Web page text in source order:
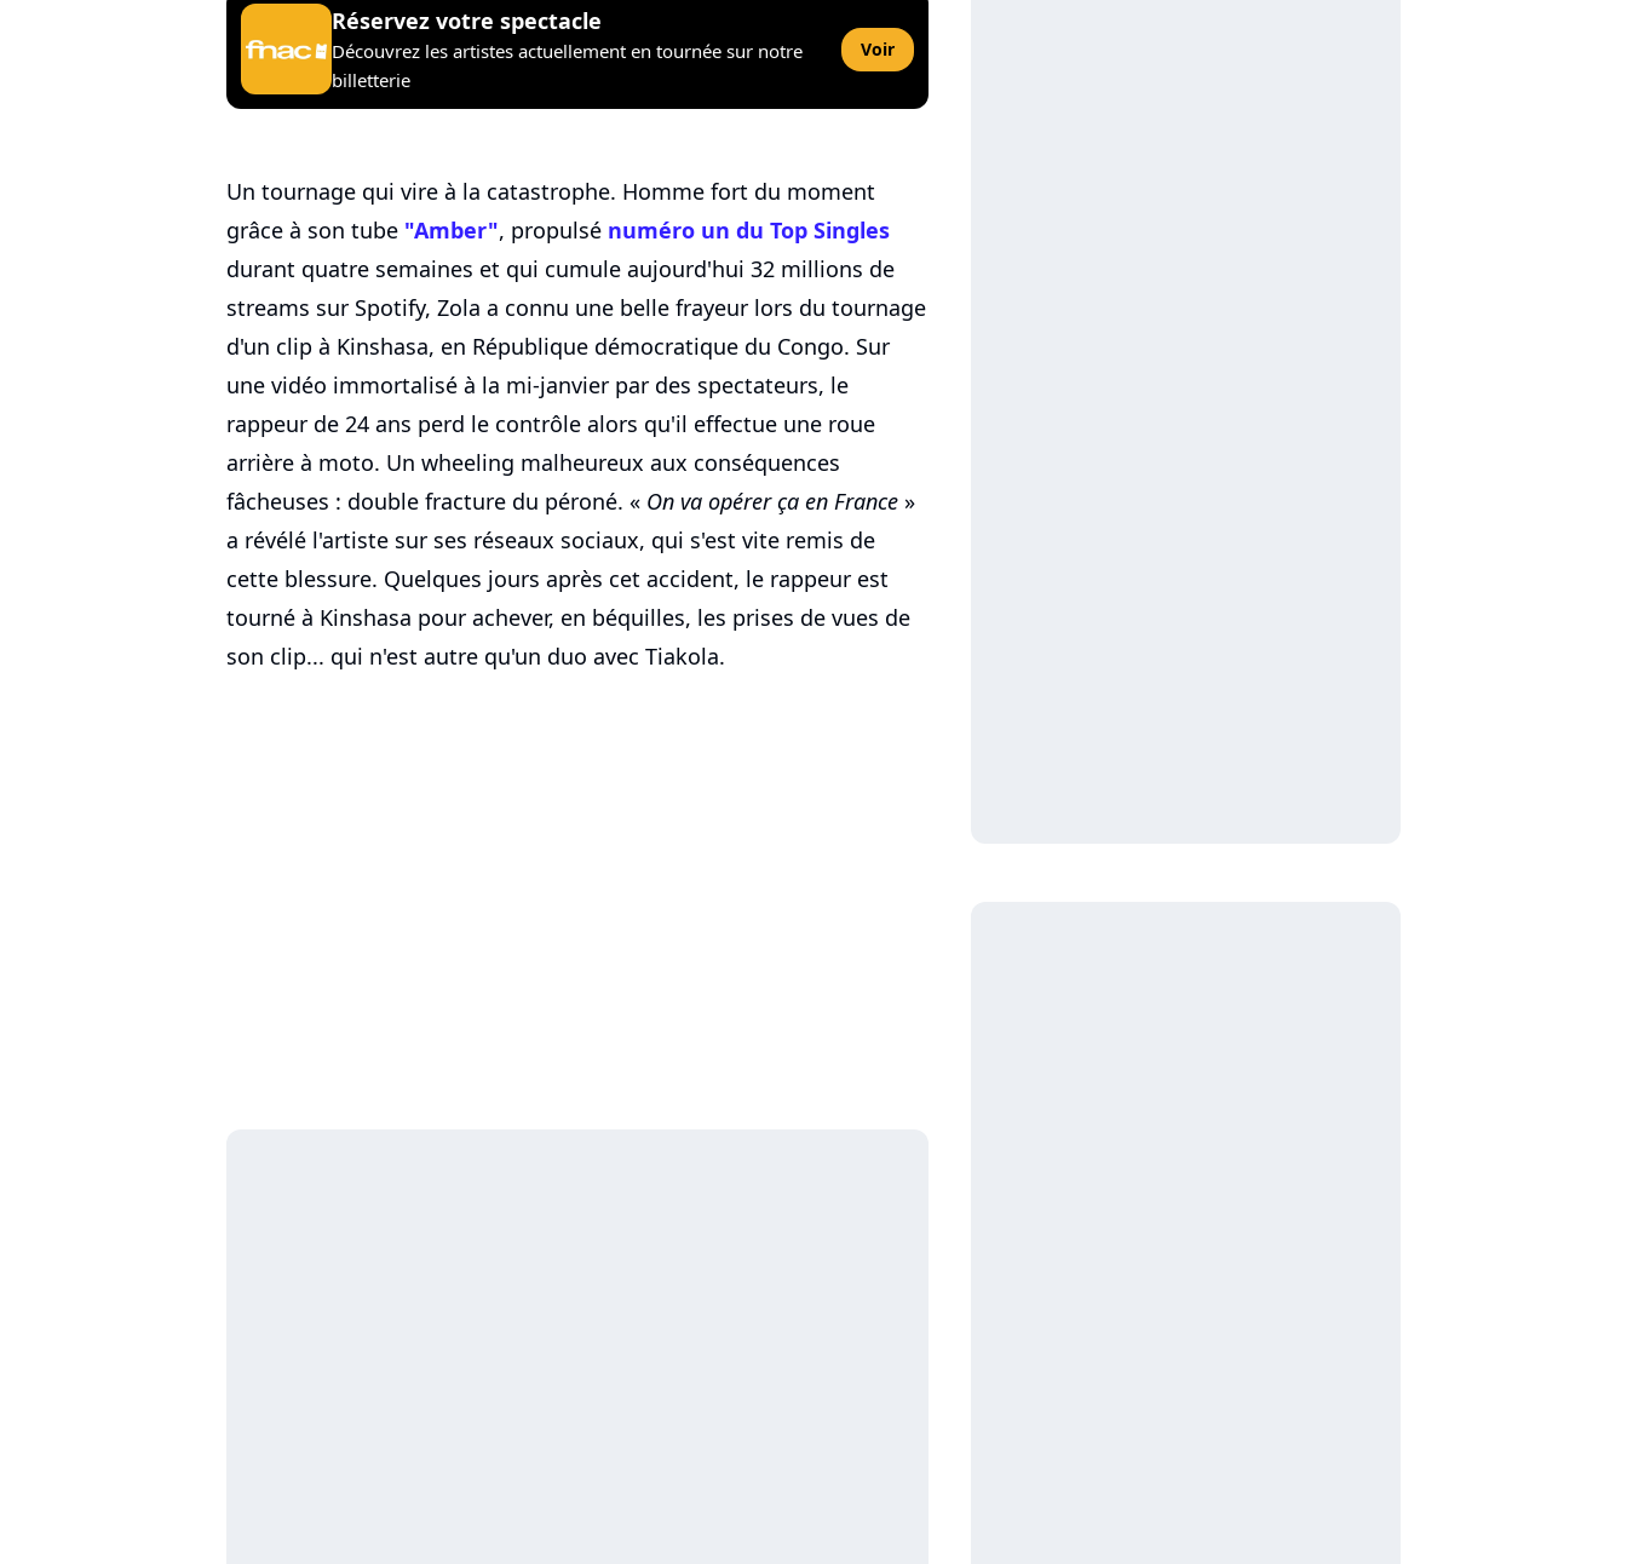
Réservez votre spectacle
Découvrez les artistes actuellement en tournée sur notre
billetterie
Voir
Un tournage qui vire à la catastrophe. Homme fort du moment
grâce à son tube "Amber", propulsé numéro un du Top Singles
durant quatre semaines et qui cumule aujourd'hui 32 millions de
streams sur Spotify, Zola a connu une belle frayeur lors du tournage
d'un clip à Kinshasa, en République démocratique du Congo. Sur
une vidéo immortalisé à la mi-janvier par des spectateurs, le
rappeur de 24 ans perd le contrôle alors qu'il effectue une roue
arrière à moto. Un wheeling malheureux aux conséquences
fâcheuses : double fracture du péroné. « On va opérer ça en France »
a révélé l'artiste sur ses réseaux sociaux, qui s'est vite remis de
cette blessure. Quelques jours après cet accident, le rappeur est
tourné à Kinshasa pour achever, en béquilles, les prises de vues de
son clip... qui n'est autre qu'un duo avec Tiakola.